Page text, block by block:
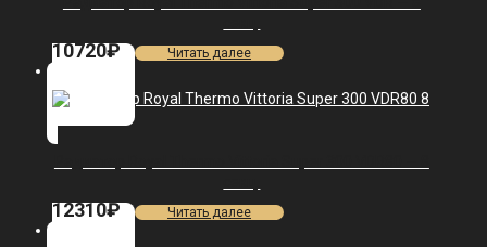
10720₽ Читать далее
12310₽ Читать далее